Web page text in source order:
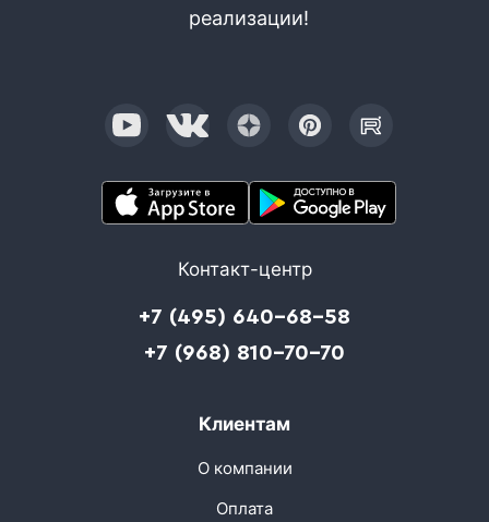
реализации!
Контакт-центр
+7 (495) 640-68-58
+7 (968) 810-70-70
Клиентам
О компании
Оплата